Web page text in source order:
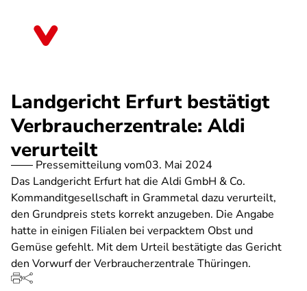
Landgericht Erfurt bestätigt
Verbraucherzentrale: Aldi
verurteilt
Pressemitteilung vom03. Mai 2024
Das Landgericht Erfurt hat die Aldi GmbH & Co.
Kommanditgesellschaft in Grammetal dazu verurteilt,
den Grundpreis stets korrekt anzugeben. Die Angabe
hatte in einigen Filialen bei verpacktem Obst und
Gemüse gefehlt. Mit dem Urteil bestätigte das Gericht
den Vorwurf der Verbraucherzentrale Thüringen.